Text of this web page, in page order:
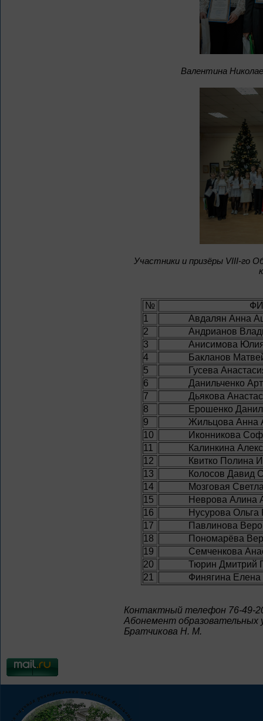
Валентина
Участники и призёры VIII-го
№
1
Авдалян Анна
2
Андрианов
3
Анисимова
4
Бакланов
5
Гусева
6
Данильченко
7
Дьякова
8
Ерошенко
9
Жильцова Анна
10
Иконникова
11
Калинкина
12
Квитко Полина
13
Колосов Давид
14
Мозговая
15
Неврова Алина
16
Нусурова Ольга
17
Павлинова
18
Пономарёва
19
Семченкова
20
Тюрин Дмитрий
21
Финягина Елена
Контактный телефон 76-49-
Абонемент образовательных
Братчикова Н. М.